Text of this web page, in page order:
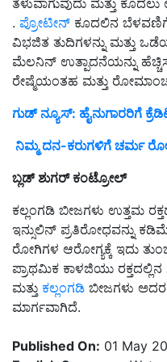
ತೆಳುವಾಗುವುದು ಮತ್ತು
. ಪ್ರೋಟೀನ್ ಕೂದಲಿನ
ವಿಭಜಿತ ತುದಿಗಳನ್ನು ಮತ್ತು
ಮೆಲನಿನ್ ಉತ್ಪಾದನೆಯನ್ನು
ರೇಷ್ಮೆಯಂತಹ ಮತ್ತು
ಗುಡ್‌ ನ್ಯೂಸ್‌: ಹೈನುಗಾರರಿಗೆ
ನಿಮ್ಮ ದನ-ಕರುಗಳಿಗೆ ಚರ್ಮ
ಬ್ಲಡ್ ಶುಗರ್ ಕಂಟ್ರೋಲ್
ಕಲ್ಲಂಗಡಿ ಬೀಜಗಳು ಉತ್ತಮ
ಇನ್ಸುಲಿನ್ ಪ್ರತಿರೋಧವನ್ನು
ರೋಗಿಗಳ ಆರೋಗ್ಯಕ್ಕೆ ಇದು
ಪ್ರಾಥಮಿಕ ಕಾಳಜಿಯು ರಕ್ತದಲ್ಲಿನ
ಮತ್ತು ಕಲ್ಲಂಗಡಿ ಬೀಜಗಳು ಅದರ
ಮಾರ್ಗವಾಗಿದೆ.
Published On: 01 May